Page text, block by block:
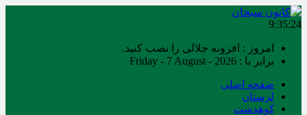
9:35:24
امروز : افزونه جلالی را نصب کنید.
برابر با : Friday - 7 August - 2026
صفحه اصلی
لرستان
کوهدشت